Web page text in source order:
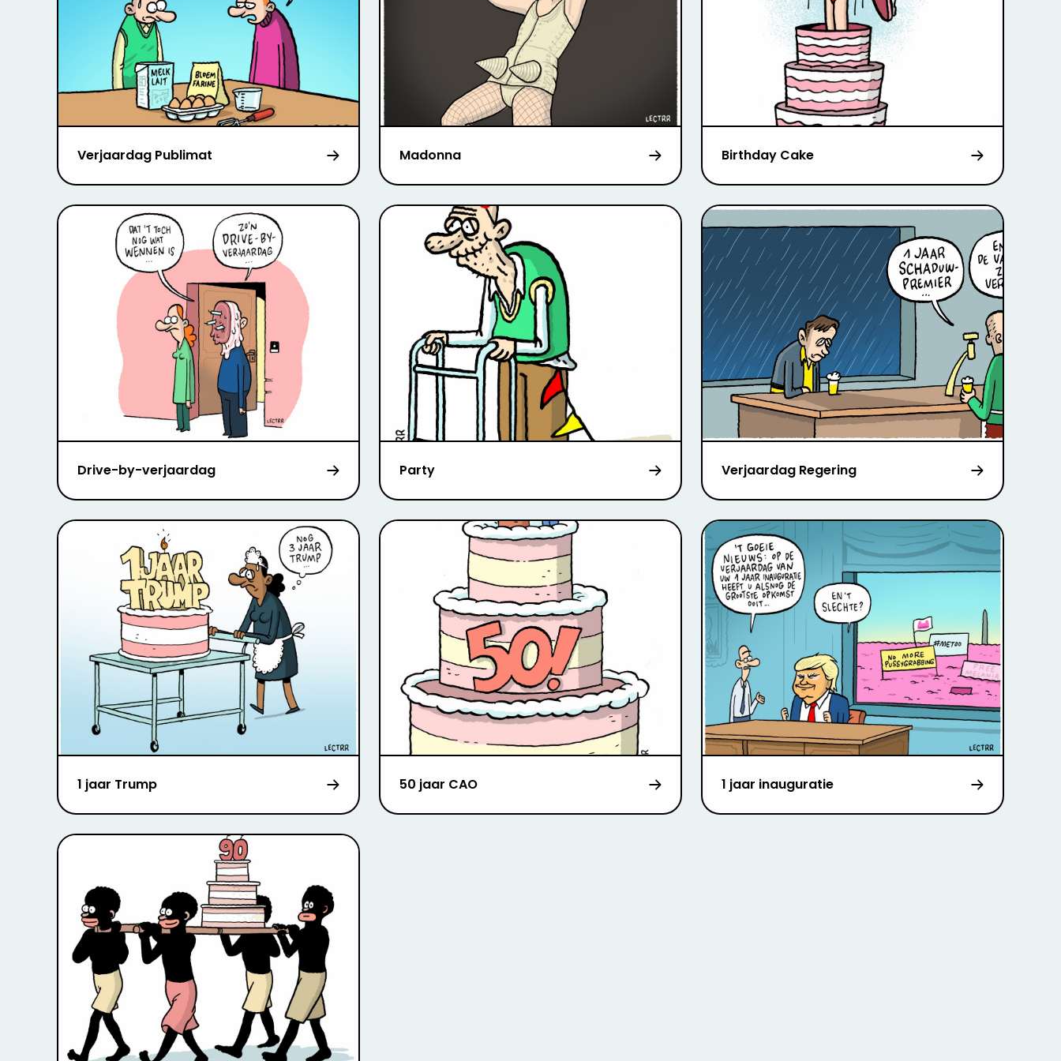
Verjaardag Publimat Madonna Birthday Cake
Drive-by-verjaardag Party Verjaardag Regering
1 jaar Trump 50 jaar CAO 1 jaar inauguratie